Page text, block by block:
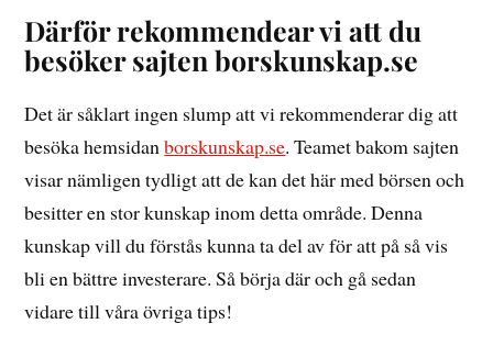
Därför rekommendear vi att du
besöker sajten borskunskap.se
Det är såklart ingen slump att vi rekommenderar dig att
besöka hemsidanborskunskap.se. Teamet bakom sajten
visar nämligen tydligt att de kan det här med börsen och
besitter en stor kunskap inom detta område. Denna
kunskap vill du förstås kunna ta del av för att på så vis
bli en bättre investerare. Så börja där och gå sedan
vidare till våra övriga tips!